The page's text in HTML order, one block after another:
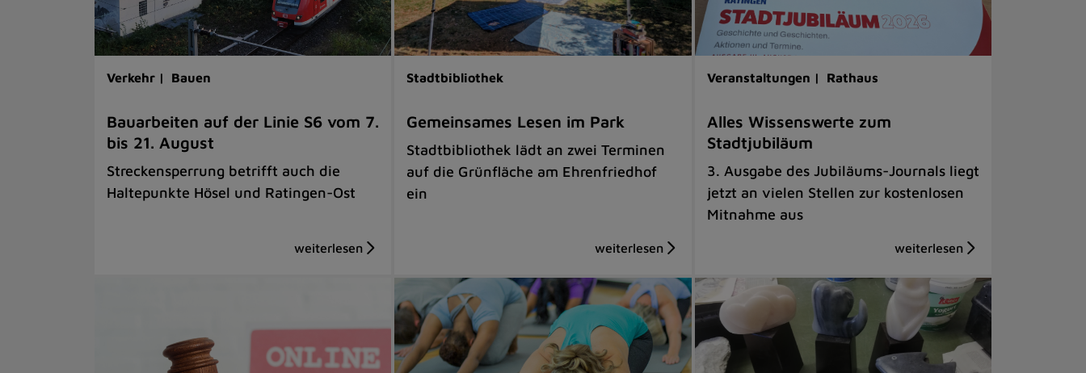
Verkehr | Bauen
Bauarbeiten auf der Linie S6 vom 7.
bis 21. August
Streckensperrung betrifft auch die
Haltepunkte Hösel und Ratingen-Ost
Stadtbibliothek
Gemeinsames Lesen im Park
Stadtbibliothek lädt an zwei Terminen
auf die Grünfläche am Ehrenfriedhof
ein
Veranstaltungen | Rathaus
Alles Wissenswerte zum
Stadtjubiläum
3. Ausgabe des Jubiläums-Journals liegt
jetzt an vielen Stellen zur kostenlosen
Mitnahme aus